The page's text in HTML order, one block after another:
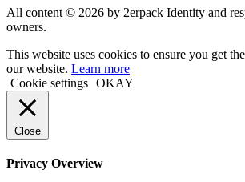
All content © 2026 by 2erpack Identity and
owners.
This website uses cookies to ensure you get
our website. Learn more
Cookie settings OKAY
Close
Privacy Overview